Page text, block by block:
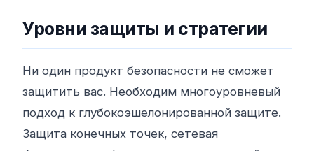
Уровни защиты и стратегии
Ни один продукт безопасности не сможет
защитить вас. Необходим многоуровневый
подход к глубокоэшелонированной защите.
Защита конечных точек, сетевая